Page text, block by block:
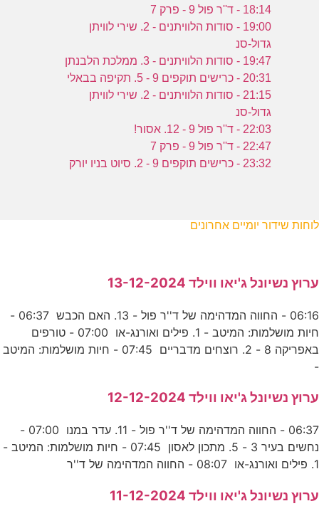
18:14 - ד''ר פול 9 - פרק 7
19:00 - סודות הלוויתנים - 2. שירי לוויתן
גדול-סנ
19:47 - סודות הלוויתנים - 3. ממלכת הלבנתן
20:31 - כרישים תוקפים 9 - 5. תקיפה בבאלי
21:15 - סודות הלוויתנים - 2. שירי לוויתן
גדול-סנ
22:03 - ד''ר פול 9 - 12. אסור!
22:47 - ד''ר פול 9 - פרק 7
23:32 - כרישים תוקפים 9 - 2. סיוט בניו יורק
לוחות שידור יומיים אחרונים
ערוץ נשיונל ג'יאו ווילד 13-12-2024
06:16 - החווה המדהימה של ד''ר פול - 13. האם הכבש 06:37 -
חיות מושלמות: המיטב - 1. פילים ואורנג-או 07:00 - טורפים
באפריקה 8 - 2. רוצחים מדבריים 07:45 - חיות מושלמות: המיטב
-
ערוץ נשיונל ג'יאו ווילד 12-12-2024
06:37 - החווה המדהימה של ד''ר פול - 11. עדר במנו 07:00 -
נחשים בעיר 3 - 5. מתכון לאסון 07:45 - חיות מושלמות: המיטב -
1. פילים ואורנג-או 08:07 - החווה המדהימה של ד''ר
ערוץ נשיונל ג'יאו ווילד 11-12-2024